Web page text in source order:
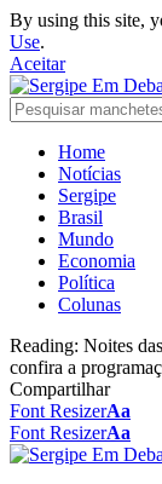
By using this site,
Use.
Aceitar
Home
Notícias
Sergipe
Brasil
Mundo
Economia
Política
Colunas
Reading: Noites
confira a
Compartilhar
Font ResizerAa
Font ResizerAa